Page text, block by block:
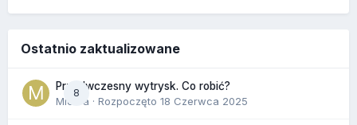
Ostatnio zaktualizowane
8
Przedwczesny wytrysk. Co robić?
Miekra · Rozpoczęto 18 Czerwca 2025